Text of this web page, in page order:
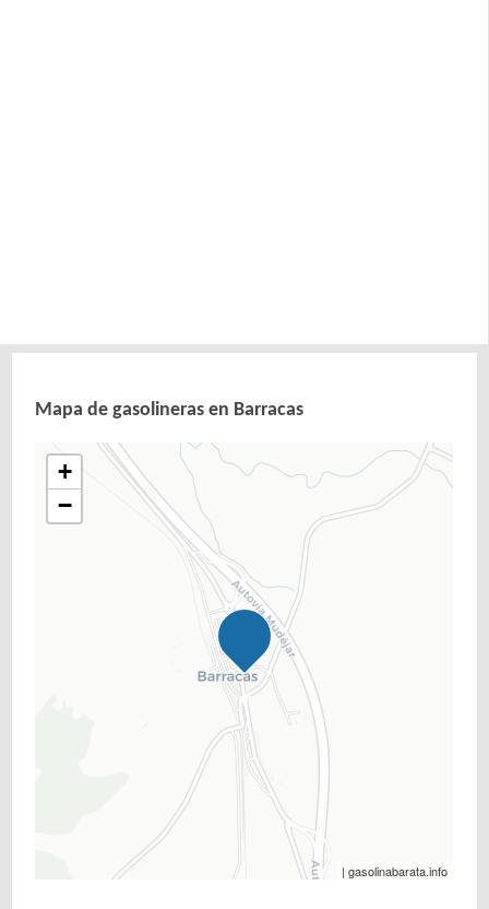
Mapa de gasolineras en Barracas
+
−
| gasolinabarata.info